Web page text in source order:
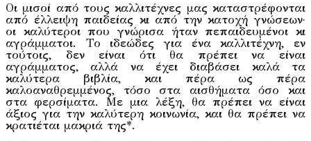
Οι μισοί από τους καλλιτέχνες μας καταστρέφονται
από έλλειψη παιδείας κι από την κατοχή γνώσεων·
οι καλύτεροι που γνώρισα ήταν πεπαιδευμένοι κι
αγράμματοι. Το ιδεώδες για ένα καλλιτέχνη, εν
τούτοις, δεν είναι ότι θα πρέπει να είναι
αγράμματος, αλλά να έχει διαβάσει καλά τα
καλύτερα βιβλία, και πέρα ως πέρα
καλοαναθρεμμένος, τόσο στα αισθήματα όσο και
στα φερσίματα. Με μια λέξη, θα πρέπει να είναι
άξιος για την καλύτερη κοινωνία, και θα πρέπει να
κρατιέται μακριά της*.